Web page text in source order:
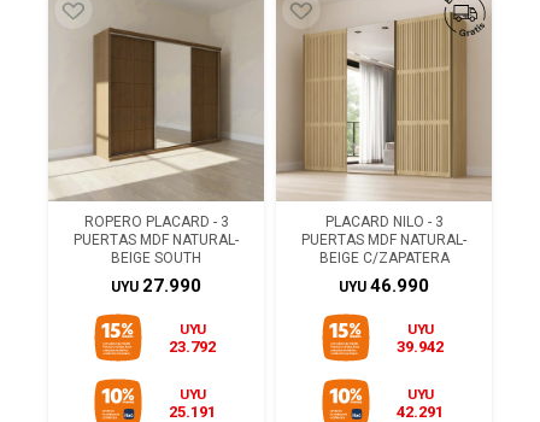
ROPERO PLACARD - 3
PUERTAS MDF NATURAL-
BEIGE SOUTH
UYU 27.990
UYU
23.792
UYU
25.191
PLACARD NILO - 3
PUERTAS MDF NATURAL-
BEIGE C/ZAPATERA
UYU 46.990
UYU
39.942
UYU
42.291